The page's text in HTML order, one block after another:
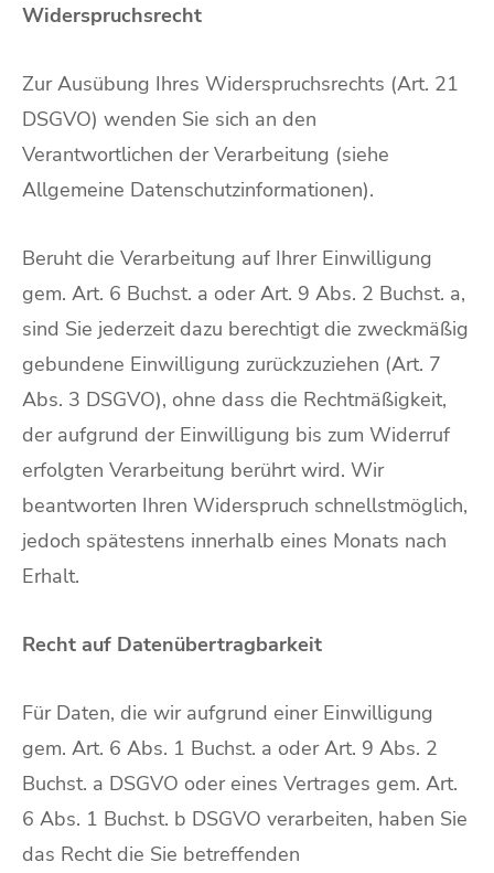
Widerspruchsrecht
Zur Ausübung Ihres Widerspruchsrechts (Art. 21
DSGVO) wenden Sie sich an den
Verantwortlichen der Verarbeitung (siehe
Allgemeine Datenschutzinformationen).
Beruht die Verarbeitung auf Ihrer Einwilligung
gem. Art. 6 Buchst. a oder Art. 9 Abs. 2 Buchst. a,
sind Sie jederzeit dazu berechtigt die zweckmäßig
gebundene Einwilligung zurückzuziehen (Art. 7
Abs. 3 DSGVO), ohne dass die Rechtmäßigkeit,
der aufgrund der Einwilligung bis zum Widerruf
erfolgten Verarbeitung berührt wird. Wir
beantworten Ihren Widerspruch schnellstmöglich,
jedoch spätestens innerhalb eines Monats nach
Erhalt.
Recht auf Datenübertragbarkeit
Für Daten, die wir aufgrund einer Einwilligung
gem. Art. 6 Abs. 1 Buchst. a oder Art. 9 Abs. 2
Buchst. a DSGVO oder eines Vertrages gem. Art.
6 Abs. 1 Buchst. b DSGVO verarbeiten, haben Sie
das Recht die Sie betreffenden